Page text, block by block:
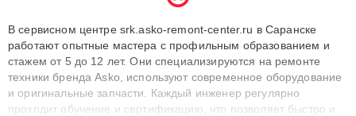
В сервисном центре srk.asko-remont-center.ru в Саранске
работают опытные мастера с профильным образованием и
стажем от 5 до 12 лет. Они специализируются на ремонте
техники бренда Asko, используют современное оборудование
и оригинальные запчасти. Каждый инженер регулярно
проходит обучение и сертификацию, что позволяет быстро и